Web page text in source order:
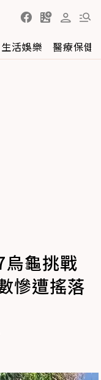
生活娛樂 醫療保健
烏龜挑戰
慘遭搖落